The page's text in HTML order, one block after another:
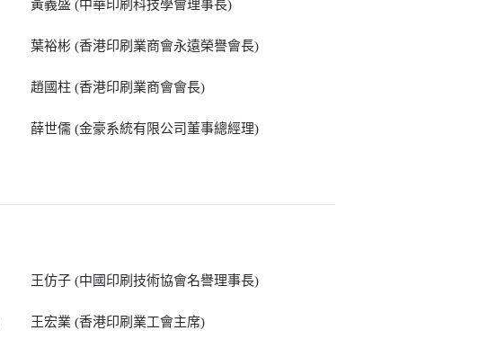
黃義盛 (中華印刷科技學會理事長)
葉裕彬 (香港印刷業商會永遠榮譽會長)
趙國柱 (香港印刷業商會會長)
薛世儒 (金豪系統有限公司董事總經理)
王仿子 (中國印刷技術協會名譽理事長)
王宏業 (香港印刷業工會主席)